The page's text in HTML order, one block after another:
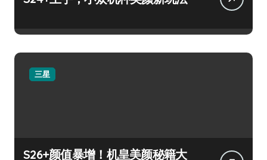
三星
S26+颜值暴增！机皇美颜秘籍大